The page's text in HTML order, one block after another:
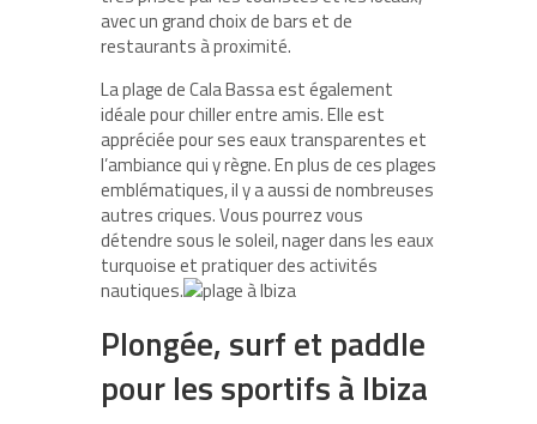
avec un grand choix de bars et de
restaurants à proximité.
La plage de Cala Bassa est également
idéale pour chiller entre amis. Elle est
appréciée pour ses eaux transparentes et
l’ambiance qui y règne. En plus de ces plages
emblématiques, il y a aussi de nombreuses
autres criques. Vous pourrez vous
détendre sous le soleil, nager dans les eaux
turquoise et pratiquer des activités
nautiques.
Plongée, surf et paddle
pour les sportifs à Ibiza